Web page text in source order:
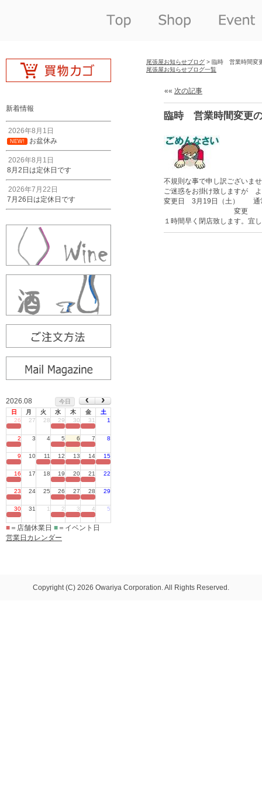
新着情報
2026年8月1日
NEW! お盆休み
2026年8月1日
8月2日は定休日です
2026年7月22日
7月26日は定休日です
2026.08
今日
日
月 火 水 木 金
土
26
27 28 29 30 31 1
2 3 4 5 6 7 8
9 10 11 12 13 14 15
16 17 18 19 20 21 22
23 24 25 26 27 28 29
30 31 1 2 3 4 5
■ ＝店舗休業日 ■ ＝イベント日
営業日カレンダー
尾張屋お知らせブログ > 臨時 営業時間変
尾張屋お知らせブログ一覧
«« 次の記事
臨時 営業時間変更
不規則な事で申し訳ございま
ご迷惑をお掛け致しますが
変更日 3月19日（土） 通
変更 9：
１時間早く閉店致します。宜
Copyright (C) 2026 Owariya Corporation. All Rights Reserved.